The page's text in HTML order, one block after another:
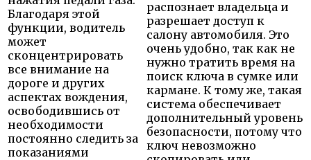
Благодаря этой
функции, водитель
может
сконцентрировать
все внимание на
дороге и других
аспектах вождения,
освободившись от
необходимости
постоянно следить за
показаниями
распознает владельца и
разрешает доступ к
салону автомобиля. Это
очень удобно, так как не
нужно тратить время на
поиск ключа в сумке или
кармане. К тому же, такая
система обеспечивает
дополнительный уровень
безопасности, потому что
ключ невозможно